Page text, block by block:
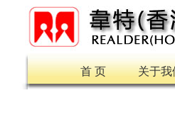
首 页 关于我